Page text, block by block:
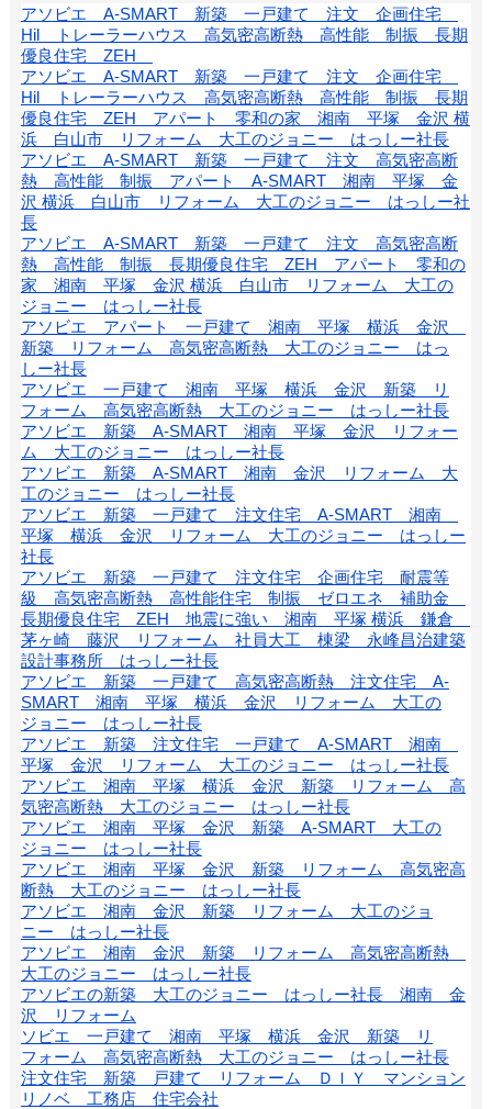
アソビエ A-SMART 新築 一戸建て 注文 企画住宅
Hil トレーラーハウス 高気密高断熱 高性能 制振 長期
優良住宅 ZEH
アソビエ A-SMART 新築 一戸建て 注文 企画住宅
Hil トレーラーハウス 高気密高断熱 高性能 制振 長期
優良住宅 ZEH アパート 零和の家 湘南 平塚 金沢 横
浜 白山市 リフォーム 大工のジョニー はっしー社長
アソビエ A-SMART 新築 一戸建て 注文 高気密高断
熱 高性能 制振 アパート A-SMART 湘南 平塚 金
沢 横浜 白山市 リフォーム 大工のジョニー はっしー社
長
アソビエ A-SMART 新築 一戸建て 注文 高気密高断
熱 高性能 制振 長期優良住宅 ZEH アパート 零和の
家 湘南 平塚 金沢 横浜 白山市 リフォーム 大工の
ジョニー はっしー社長
アソビエ アパート 一戸建て 湘南 平塚 横浜 金沢
新築 リフォーム 高気密高断熱 大工のジョニー はっ
しー社長
アソビエ 一戸建て 湘南 平塚 横浜 金沢 新築 リ
フォーム 高気密高断熱 大工のジョニー はっしー社長
アソビエ 新築 A-SMART 湘南 平塚 金沢 リフォー
ム 大工のジョニー はっしー社長
アソビエ 新築 A-SMART 湘南 金沢 リフォーム 大
工のジョニー はっしー社長
アソビエ 新築 一戸建て 注文住宅 A-SMART 湘南
平塚 横浜 金沢 リフォーム 大工のジョニー はっしー
社長
アソビエ 新築 一戸建て 注文住宅 企画住宅 耐震等
級 高気密高断熱 高性能住宅 制振 ゼロエネ 補助金
長期優良住宅 ZEH 地震に強い 湘南 平塚 横浜 鎌倉
茅ヶ崎 藤沢 リフォーム 社員大工 棟梁 永峰昌治建築
設計事務所 はっしー社長
アソビエ 新築 一戸建て 高気密高断熱 注文住宅 A-
SMART 湘南 平塚 横浜 金沢 リフォーム 大工の
ジョニー はっしー社長
アソビエ 新築 注文住宅 一戸建て A-SMART 湘南
平塚 金沢 リフォーム 大工のジョニー はっしー社長
アソビエ 湘南 平塚 横浜 金沢 新築 リフォーム 高
気密高断熱 大工のジョニー はっしー社長
アソビエ 湘南 平塚 金沢 新築 A-SMART 大工の
ジョニー はっしー社長
アソビエ 湘南 平塚 金沢 新築 リフォーム 高気密高
断熱 大工のジョニー はっしー社長
アソビエ 湘南 金沢 新築 リフォーム 大工のジョ
ニー はっしー社長
アソビエ 湘南 金沢 新築 リフォーム 高気密高断熱
大工のジョニー はっしー社長
アソビエの新築 大工のジョニー はっしー社長 湘南 金
沢 リフォーム
ソビエ 一戸建て 湘南 平塚 横浜 金沢 新築 リ
フォーム 高気密高断熱 大工のジョニー はっしー社長
注文住宅 新築 戸建て リフォーム ＤＩＹ マンション
リノベ 工務店 住宅会社